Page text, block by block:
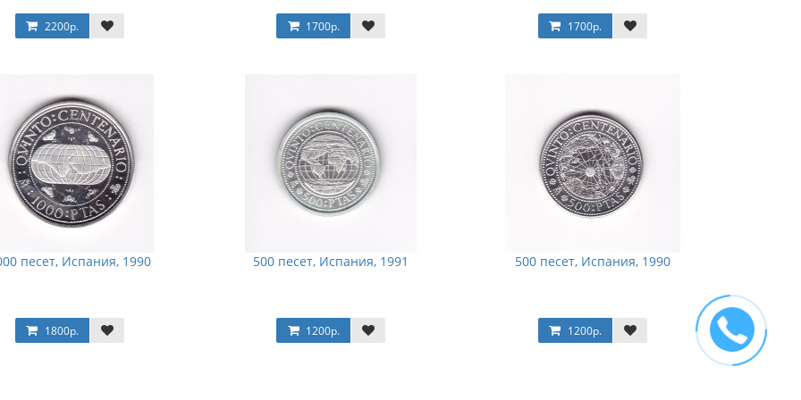
2200р. 1700р. 1700р.
песет, Испания, 1990
1800р.
500 песет, Испания, 1991
1200р.
500 песет, Испания, 1990
1200р.